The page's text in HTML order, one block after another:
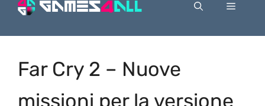
Menu
Far Cry 2 – Nuove
missioni per la versione